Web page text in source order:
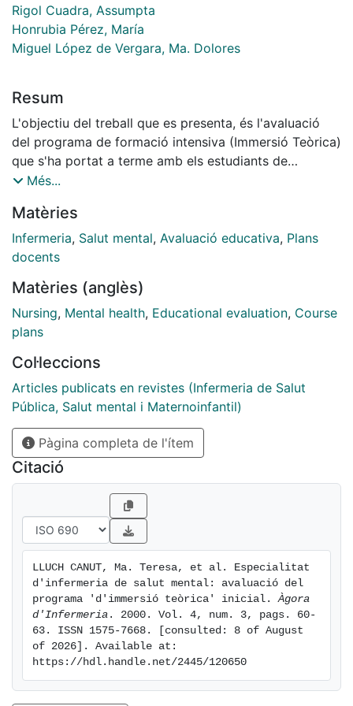
Rigol Cuadra, Assumpta
Honrubia Pérez, María
Miguel López de Vergara, Ma. Dolores
Resum
L'objectiu del treball que es presenta, és l'avaluació
del programa de formació intensiva (Immersió Teòrica)
que s'ha portat a terme amb els estudiants de
l'Especialitat d'Infermeria de Salut Mental de
criteris de consecució d' objectius i també segons
criteris de qualitat docent. Per aquesta avaluació s'han
construït dos qüestionaris, un per valorar
considerant l'adequació de continguts, el domini dels
temes per part deis professors i la qualitat del material
lliurat. Quant a les conclusions, els resultats indiquen
variables a considerar com són: durada, material
docent i estructura deis instru­ments de mesura.
Més...
Matèries
Infermeria, Salut mental, Avaluació educativa, Plans
docents
Matèries (anglès)
Nursing, Mental health, Educational evaluation, Course
plans
Col·leccions
Articles publicats en revistes (Infermeria de Salut
Pública, Salut mental i Maternoinfantil)
Pàgina completa de l'ítem
Citació
LLUCH CANUT, Ma. Teresa, et al. Especialitat
d'infermeria de salut mental: avaluació del
programa 'd'immersió teòrica' inicial. Àgora
d'Infermeria . 2000. Vol. 4, num. 3, pags. 60-
63. ISSN 1575-7668. [consulted: 8 of August
of 2026]. Available at:
https://hdl.handle.net/2445/120650